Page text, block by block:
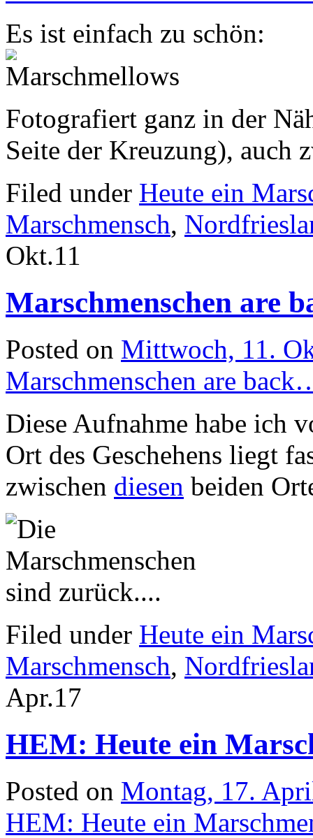
Es ist einfach zu schön:
Fotografiert ganz in der
Seite der Kreuzung), auch
Filed under Heute ein
Marschmensch,
Okt.11
Marschmenschen are
Posted on Mittwoch, 11.
Marschmenschen are
Diese Aufnahme habe ich
Ort des Geschehens liegt
zwischen diesen beiden
Filed under Heute ein
Marschmensch,
Apr.17
HEM: Heute ein
Posted on Montag, 17.
HEM: Heute ein